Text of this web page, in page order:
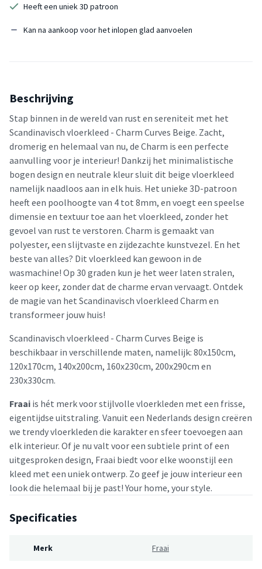
Heeft een uniek 3D patroon
Kan na aankoop voor het inlopen glad aanvoelen
Beschrijving
Stap binnen in de wereld van rust en sereniteit met het
Scandinavisch vloerkleed - Charm Curves Beige. Zacht,
dromerig en helemaal van nu, de Charm is een perfecte
aanvulling voor je interieur! Dankzij het minimalistische
bogen design en neutrale kleur sluit dit beige vloerkleed
namelijk naadloos aan in elk huis. Het unieke 3D-patroon
heeft een poolhoogte van 4 tot 8mm, en voegt een speelse
dimensie en textuur toe aan het vloerkleed, zonder het
gevoel van rust te verstoren. Charm is gemaakt van
polyester, een slijtvaste en zijdezachte kunstvezel. En het
beste van alles? Dit vloerkleed kan gewoon in de
wasmachine! Op 30 graden kun je het weer laten stralen,
keer op keer, zonder dat de charme ervan vervaagt. Ontdek
de magie van het Scandinavisch vloerkleed Charm en
transformeer jouw huis!
Scandinavisch vloerkleed - Charm Curves Beige is
beschikbaar in verschillende maten, namelijk: 80x150cm,
120x170cm, 140x200cm, 160x230cm, 200x290cm en
230x330cm.
Fraai is hét merk voor stijlvolle vloerkleden met een frisse,
eigentijdse uitstraling. Vanuit een Nederlands design creëren
we trendy vloerkleden die karakter en sfeer toevoegen aan
elk interieur. Of je nu valt voor een subtiele print of een
uitgesproken design, Fraai biedt voor elke woonstijl een
kleed met een uniek ontwerp. Zo geef je jouw interieur een
look die helemaal bij je past! Your home, your style.
Specificaties
Merk Fraai